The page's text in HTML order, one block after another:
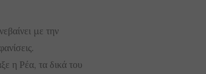
με την
η Ρέα, τα δικά του